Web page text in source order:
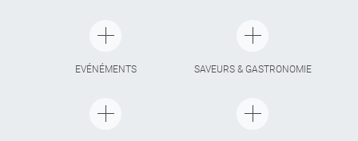
EVÉNÉMENTS SAVEURS & GASTRONOMIE